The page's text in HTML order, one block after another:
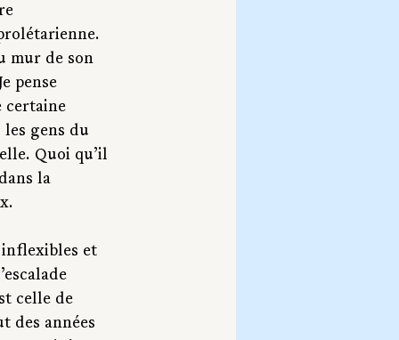
mur de son
pense
certaine
gens du
Quoi qu’il
la
inflexibles et
celle de
des années